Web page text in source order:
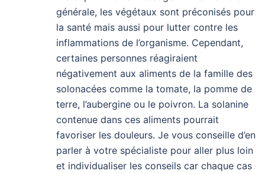
générale, les végétaux sont préconisés pour
la santé mais aussi pour lutter contre les
inflammations de l’organisme. Cependant,
certaines personnes réagiraient
négativement aux aliments de la famille des
solonacées comme la tomate, la pomme de
terre, l’aubergine ou le poivron. La solanine
contenue dans ces aliments pourrait
favoriser les douleurs. Je vous conseille d’en
parler à votre spécialiste pour aller plus loin
et individualiser les conseils car chaque cas